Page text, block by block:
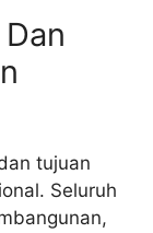
tujuan
Seluruh